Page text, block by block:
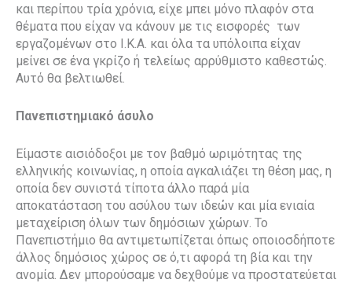
και περίπου τρία χρόνια, είχε μπει μόνο πλαφόν στα
θέματα που είχαν να κάνουν με τις εισφορές των
εργαζομένων στο Ι.Κ.Α. και όλα τα υπόλοιπα είχαν
μείνει σε ένα γκρίζο ή τελείως αρρύθμιστο καθεστώς.
Αυτό θα βελτιωθεί.
Πανεπιστημιακό άσυλο
Είμαστε αισιόδοξοι με τον βαθμό ωριμότητας της
ελληνικής κοινωνίας, η οποία αγκαλιάζει τη θέση μας, η
οποία δεν συνιστά τίποτα άλλο παρά μία
αποκατάσταση του ασύλου των ιδεών και μία ενιαία
μεταχείριση όλων των δημόσιων χώρων. Το
Πανεπιστήμιο θα αντιμετωπίζεται όπως οποιοσδήποτε
άλλος δημόσιος χώρος σε ό,τι αφορά τη βία και την
ανομία. Δεν μπορούσαμε να δεχθούμε να προστατεύεται